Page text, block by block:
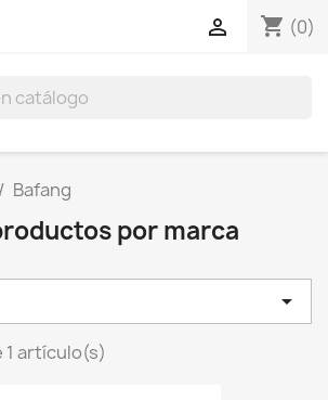
shopping_cart (0)

Bafang
por marca

1 artículo(s)